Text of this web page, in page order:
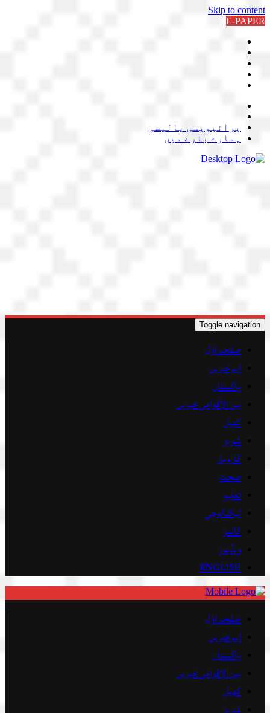
Skip to content
E-PAPER
پرائیویسی پالیسی
ہمارے بارے میں
Toggle navigation
صفحہ اوّل
اہم خبریں
پاکستان
بین الاقوامی خبریں
کھیل
شوبز
کاروبار
صحت
تعلیم
ٹیکنالوجی
کالمز
ویڈیوز
ENGLISH
صفحہ اوّل
اہم خبریں
پاکستان
بین الاقوامی خبریں
کھیل